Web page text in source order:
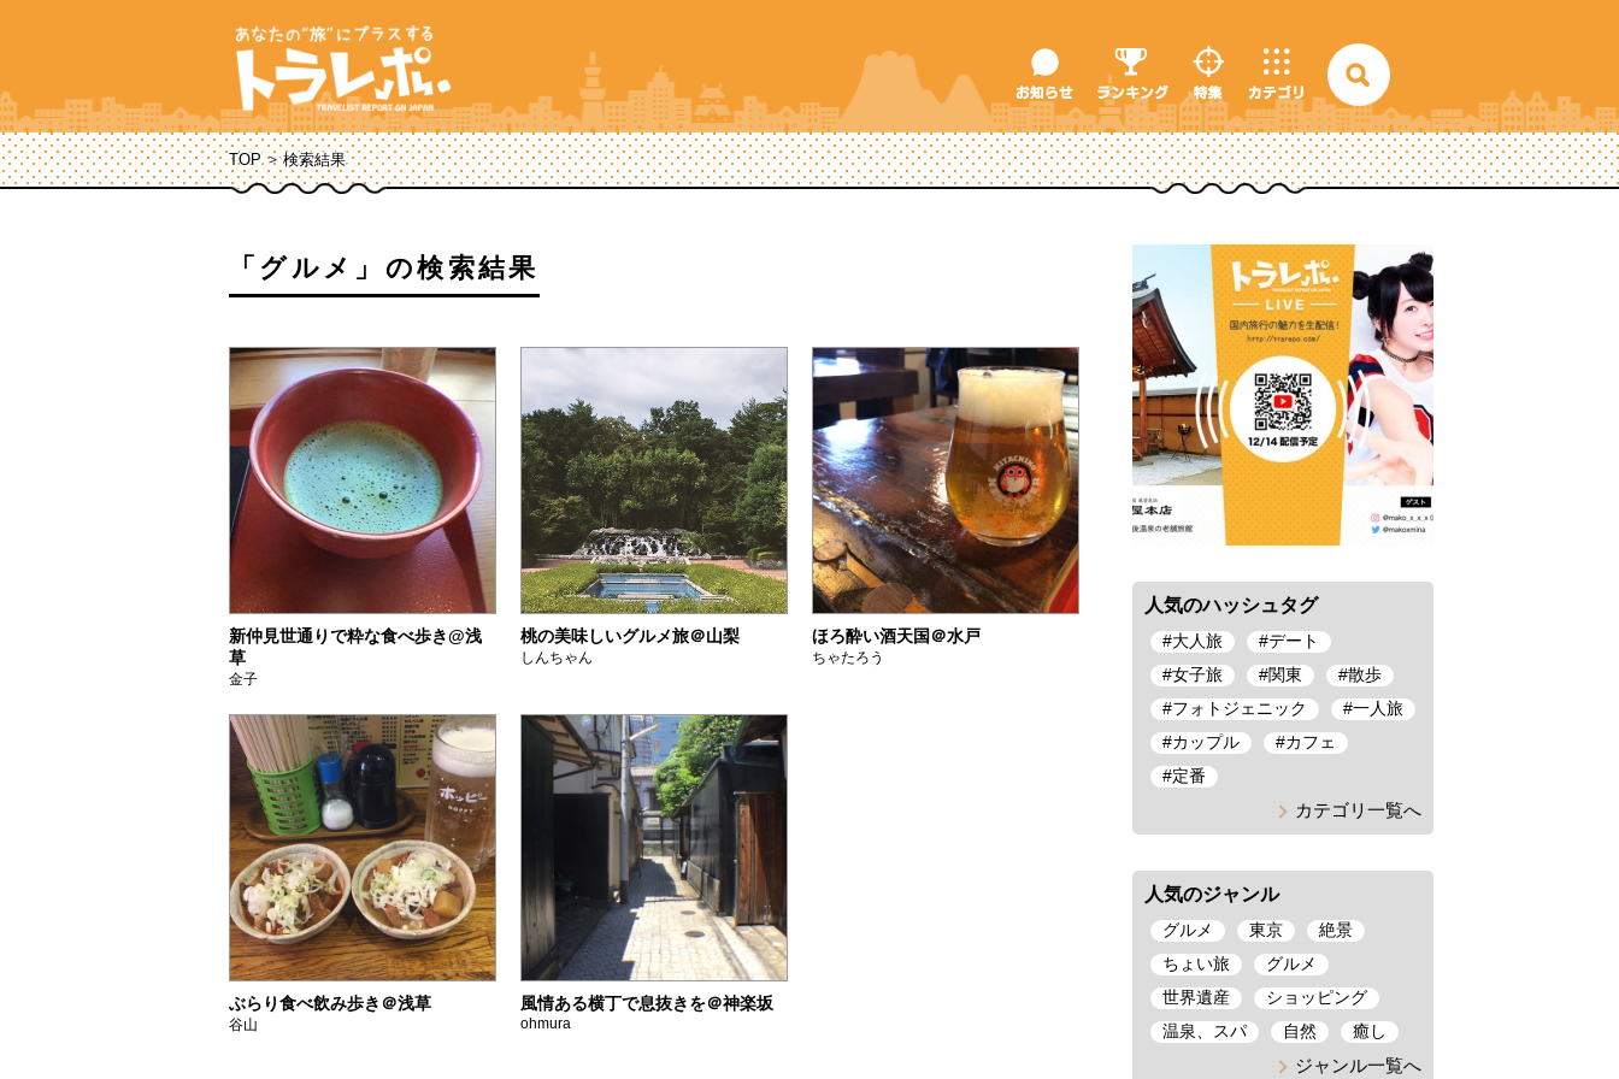
TOP 検索結果
「グルメ」の検索結果
新仲見世通りで粋な食べ歩き@浅
草
金子
桃の美味しいグルメ旅＠山梨
しんちゃん
ほろ酔い酒天国＠水戸
ちゃたろう
ぶらり食べ飲み歩き＠浅草
谷山
風情ある横丁で息抜きを＠神楽坂
ohmura
人気のハッシュタグ
大人旅
# デート
#
女子旅
# 関東
# 散歩
#
フォトジェニック
# 一人旅
#
カップル
# カフェ
#
定番
#
カテゴリ一覧へ
人気のジャンル
グルメ 東京
絶景
ちょい旅
グルメ
世界遺産
ショッピング
温泉、スパ
自然 癒し
ジャンル一覧へ